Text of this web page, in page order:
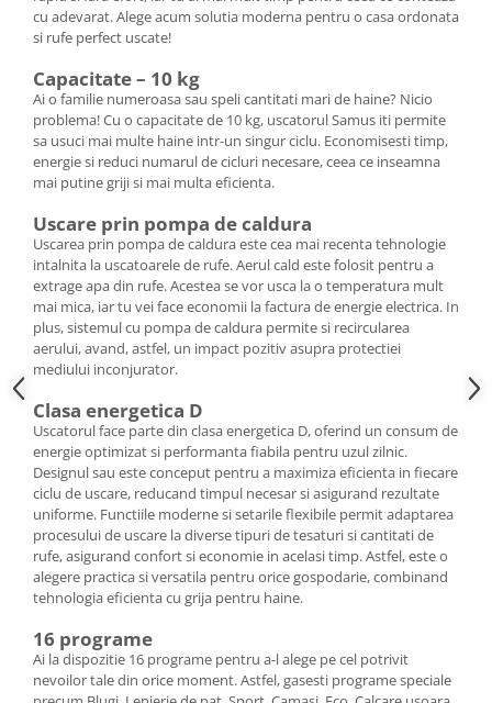
cu adevarat. Alege acum solutia moderna pentru o casa ordonata
si rufe perfect uscate!
Capacitate – 10 kg
Ai o familie numeroasa sau speli cantitati mari de haine? Nicio
problema! Cu o capacitate de 10 kg, uscatorul Samus iti permite
sa usuci mai multe haine intr-un singur ciclu. Economisesti timp,
energie si reduci numarul de cicluri necesare, ceea ce inseamna
mai putine griji si mai multa eficienta.
Uscare prin pompa de caldura
Uscarea prin pompa de caldura este cea mai recenta tehnologie
intalnita la uscatoarele de rufe. Aerul cald este folosit pentru a
extrage apa din rufe. Acestea se vor usca la o temperatura mult
mai mica, iar tu vei face economii la factura de energie electrica. In
plus, sistemul cu pompa de caldura permite si recircularea
aerului, avand, astfel, un impact pozitiv asupra protectiei
mediului inconjurator.
Clasa energetica D
Uscatorul face parte din clasa energetica D, oferind un consum de
energie optimizat si performanta fiabila pentru uzul zilnic.
Designul sau este conceput pentru a maximiza eficienta in fiecare
ciclu de uscare, reducand timpul necesar si asigurand rezultate
uniforme. Functiile moderne si setarile flexibile permit adaptarea
procesului de uscare la diverse tipuri de tesaturi si cantitati de
rufe, asigurand confort si economie in acelasi timp. Astfel, este o
alegere practica si versatila pentru orice gospodarie, combinand
tehnologia eficienta cu grija pentru haine.
16 programe
Ai la dispozitie 16 programe pentru a-l alege pe cel potrivit
nevoilor tale din orice moment. Astfel, gasesti programe speciale